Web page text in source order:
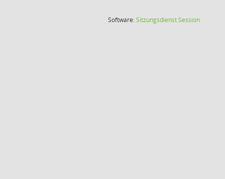
Software:SitzungsdienstSession(Wird in